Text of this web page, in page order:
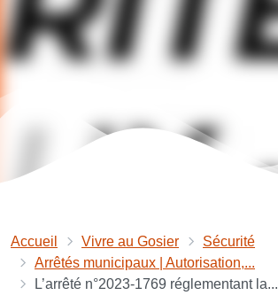
Accueil Vivre au Gosier
Sécurité
Arrêtés municipaux | Autorisation,...
L’arrêté n°2023-1769 réglementant la...